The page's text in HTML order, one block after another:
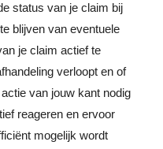
status van je claim bij
blijven van eventuele
je claim actief te
verloopt en of
van jouw kant nodig
reageren en ervoor
mogelijk wordt